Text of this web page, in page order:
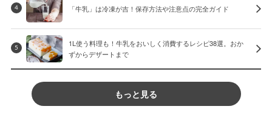
4 「牛乳」は冷凍が吉！保存方法や注意点の完全ガイド
5
1L使う料理も！牛乳をおいしく消費するレシピ38選。おか
ずからデザートまで
もっと見る